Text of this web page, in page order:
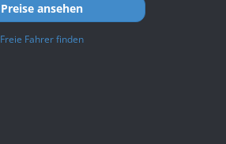
Preise ansehen
Freie Fahrer finden